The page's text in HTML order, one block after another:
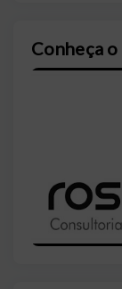
Conheça